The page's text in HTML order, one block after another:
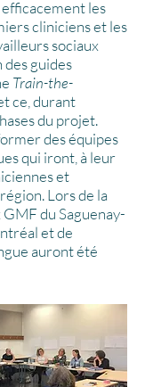
les
cliniciens et les
sociaux
des guides
Train-the-
ce, durant
du projet.
des équipes
qui iront, à leur
et
Lors de la
du Saguenay-
et de
auront été